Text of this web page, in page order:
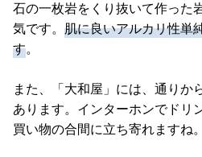
石の一枚岩をくり抜いて作った
気です。 肌に良いアルカリ性単
す。
また、「大和屋」には、通りか
あります。インターホンでドリ
買い物の合間に立ち寄れますね。